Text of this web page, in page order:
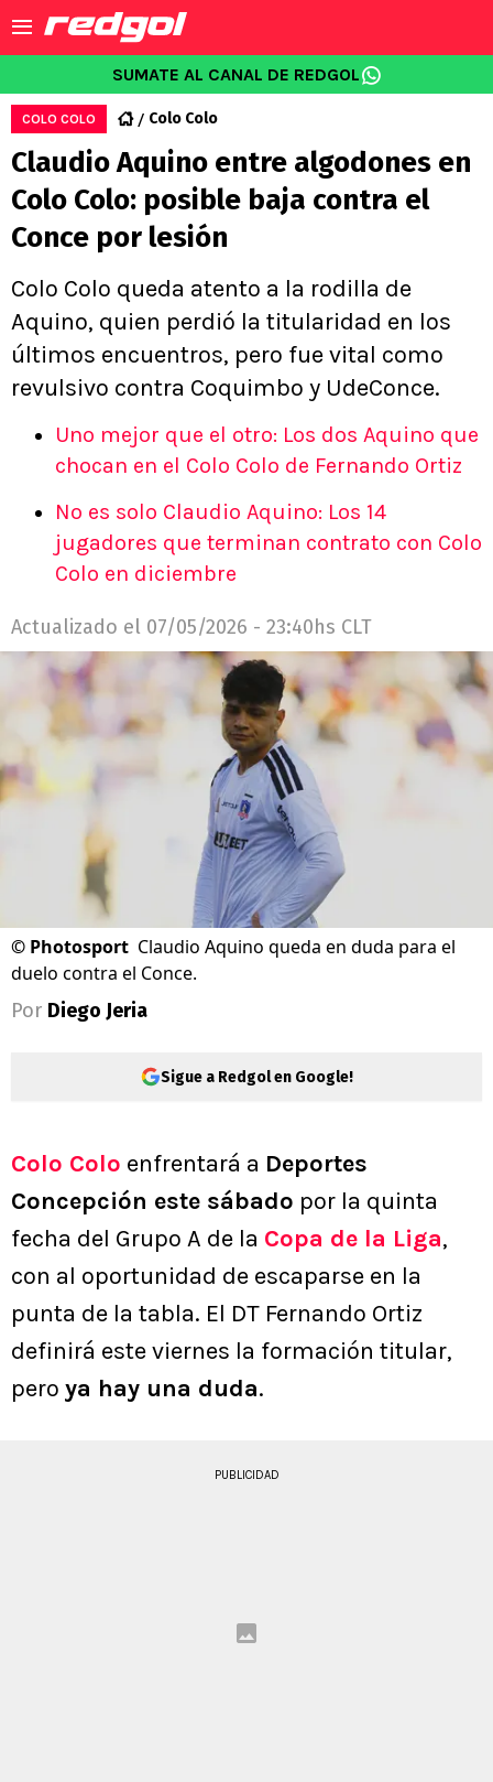
SUMATE AL CANAL DE REDGOL
COLO COLO Colo Colo
Claudio Aquino entre algodones en
Colo Colo: posible baja contra el
Conce por lesión
Colo Colo queda atento a la rodilla de
Aquino, quien perdió la titularidad en los
últimos encuentros, pero fue vital como
revulsivo contra Coquimbo y UdeConce.
Uno mejor que el otro: Los dos Aquino que
chocan en el Colo Colo de Fernando Ortiz
No es solo Claudio Aquino: Los 14
jugadores que terminan contrato con Colo
Colo en diciembre
Actualizado el 07/05/2026 - 23:40hs CLT
© Photosport Claudio Aquino queda en duda para el
duelo contra el Conce.
Por Diego Jeria
Sigue a Redgol en Google!
Colo Colo enfrentará a Deportes
Concepción este sábado por la quinta
fecha del Grupo A de la Copa de la Liga,
con al oportunidad de escaparse en la
punta de la tabla. El DT Fernando Ortiz
definirá este viernes la formación titular,
pero ya hay una duda.
PUBLICIDAD